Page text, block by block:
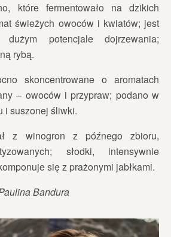
które fermentowało na dzikich
świeżych owoców i kwiatów; jest
potencjale dojrzewania;
rybą.
skoncentrowane o aromatach
– owoców i przypraw; podano w
i suszonej śliwki.
z winogron z późnego zbioru,
słodki, intensywnie
się z prażonymi jabłkami.
Bandura